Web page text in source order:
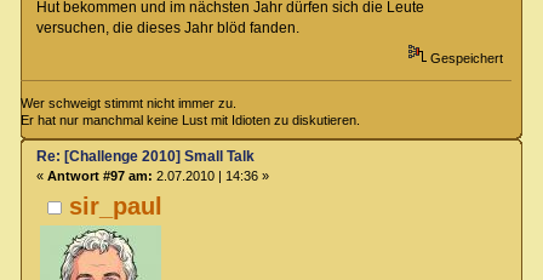
Hut bekommen und im nächsten Jahr dürfen sich die Leute
versuchen, die dieses Jahr blöd fanden.
Gespeichert
Wer schweigt stimmt nicht immer zu.
Er hat nur manchmal keine Lust mit Idioten zu diskutieren.
sir_paul
Re: [Challenge 2010] Small Talk
« Antwort #97 am: 2.07.2010 | 14:36 »